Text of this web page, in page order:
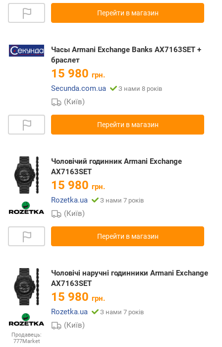
Перейти в магазин
Часы Armani Exchange Banks AX7163SET +
браслет
15 980 грн.
Secunda.com.ua
З нами 8 років
(Київ)
Перейти в магазин
Чоловічий годинник Armani Exchange
AX7163SET
15 980 грн.
Rozetka.ua
З нами 7 років
(Київ)
Перейти в магазин
Продавець:
777Market
Чоловічі наручні годинники Armani Exchange
AX7163SET
15 980 грн.
Rozetka.ua
З нами 7 років
(Київ)